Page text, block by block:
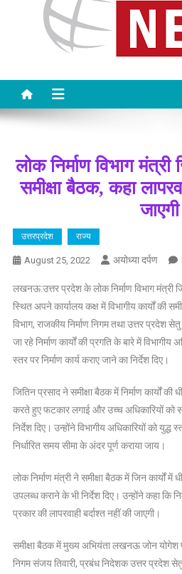
लोक निर्माण विभाग
समीक्षा बैठक, कहा
जाएगी
उत्तरप्रदेश राज्य
August 25, 2022 अयोध्या दर्पण
लखनऊ:उत्तर प्रदेश के लोक निर्माण विभाग मंत्री
स्थित अपने कार्यालय कक्ष में विभागीय कार्यों की
विभाग, राजकीय निर्माण निगम तथा उत्तर प्रदेश
जा रहे निर्माण कार्यों की प्रगति के बारे में विभागीय
स्तर पर निर्माण कार्य कराए जाने का निर्देश दिए।
जितिन प्रसाद ने समीक्षा बैठक में निर्माण कार्यों की
करते हुए फटकार लगाई और उच्च अधिकारियों को
निर्देश दिए। उन्होंने विभागीय अधिकारियों को युद्ध
निर्धारित समय सीमा के अंदर पूर्ण कराया जाय।
लोक निर्माण मंत्री ने समीक्षा बैठक में जिन कार्यों में
उपलब्ध कराने के भी निर्देश दिए। उन्होंने कहा कि
प्रकार की लापरवाही बर्दाश्त नहीं की जाएगी।
समीक्षा बैठक में मुख्य अभियंता लखनऊ जोन योगेश
निगम संजय तिवारी, प्रबंध निदेशक उत्तर प्रदेश